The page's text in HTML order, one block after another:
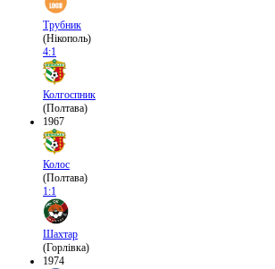
Трубник
(Нікополь)
4:1
Колгоспник
(Полтава)
1967
Колос
(Полтава)
1:1
Шахтар
(Горлівка)
1974